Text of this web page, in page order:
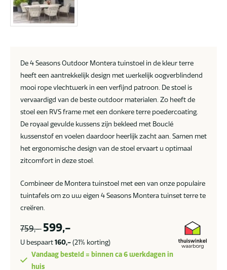
De 4 Seasons Outdoor Montera tuinstoel in de kleur terre
heeft een aantrekkelijk design met werkelijk oogverblindend
mooi rope vlechtwerk in een verfijnd patroon. De stoel is
vervaardigd van de beste outdoor materialen. Zo heeft de
stoel een RVS frame met een donkere terre poedercoating.
De royaal gevulde kussens zijn bekleed met Bouclé
kussenstof en voelen daardoor heerlijk zacht aan. Samen met
het ergonomische design van de stoel ervaart u optimaal
zitcomfort in deze stoel.
Combineer de Montera tuinstoel met een van onze populaire
tuintafels om zo uw eigen 4 Seasons Montera tuinset terre te
creëren.
759,- 599,-
U bespaart160,-(21% korting)
Vandaag besteld = binnen ca 6 werkdagen in
huis